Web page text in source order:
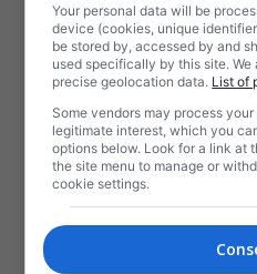
Your personal data will be
device (cookies, unique
be stored by, accessed by and
used specifically by this site. We
precise geolocation data. List of
Some vendors may process
legitimate interest, which you
options below. Look for a link at
the site menu to manage or
cookie settings.